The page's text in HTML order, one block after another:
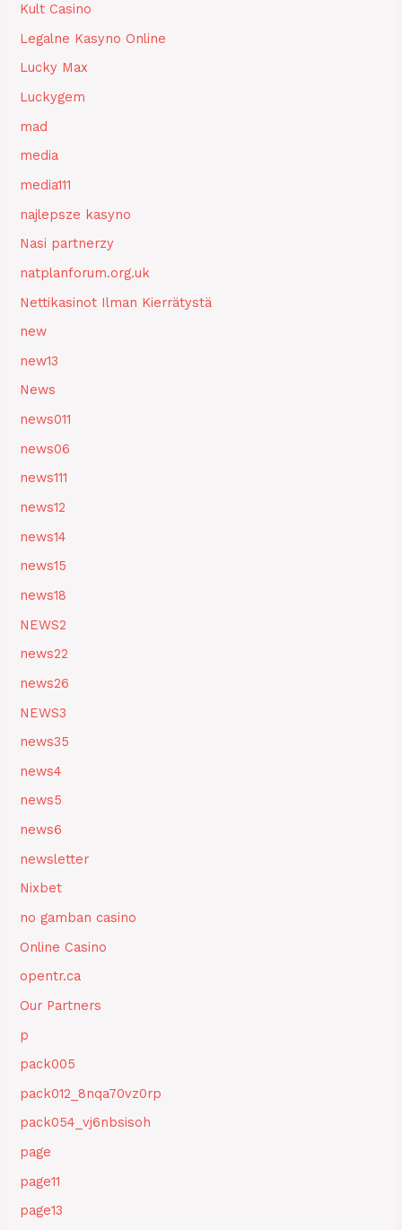
Kult Casino
Legalne Kasyno Online
Lucky Max
Luckygem
mad
media
media111
najlepsze kasyno
Nasi partnerzy
natplanforum.org.uk
Nettikasinot Ilman Kierrätystä
new
new13
News
news011
news06
news111
news12
news14
news15
news18
NEWS2
news22
news26
NEWS3
news35
news4
news5
news6
newsletter
Nixbet
no gamban casino
Online Casino
opentr.ca
Our Partners
p
pack005
pack012_8nqa70vz0rp
pack054_vj6nbsisoh
page
page11
page13